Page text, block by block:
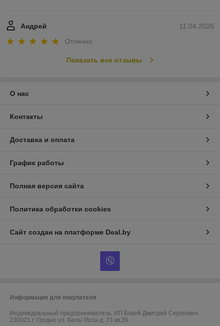
11.04.2026
Андрей
Отлично
Показать все отзывы
О нас
Контакты
Доставка и оплата
График работы
Полная версия сайта
Политика обработки cookies
Сайт создан на платформе Deal.by
Информация для покупателя
Индивидуальный предприниматель: ИП Бакей Дмитрий Сергеевич
230021 г. Гродно ул. Белы Росы д. 73 кв.39